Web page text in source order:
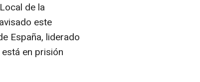
de la
este
España, liderado
en prisión